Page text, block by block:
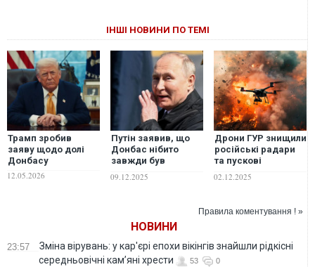
ІНШІ НОВИНИ ПО ТЕМІ
Трамп зробив
заяву щодо долі
Донбасу
12.05.2026
Путін заявив, що
Донбас нібито
завжди був
частиною Росії
09.12.2025
Дрони ГУР знищили
російські радари
та пускові
установки ЗРК на
території
Донбасу. ВІДЕО
02.12.2025
Правила коментування ! »
НОВИНИ
23:57
Зміна вірувань: у кар'єрі епохи вікінгів знайшли рідкісні
середньовічні кам’яні хрести
53 0